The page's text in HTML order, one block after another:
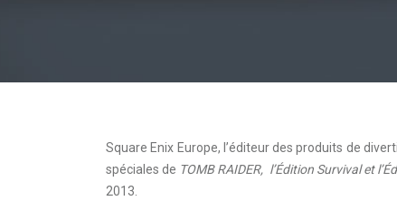
Square Enix Europe, l’éditeur des produits de
spéciales de TOMB RAIDER, l’Édition Survival et
2013.